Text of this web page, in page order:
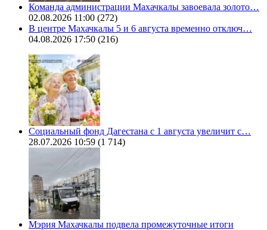
Команда администрации Махачкалы завоевала золото…
02.08.2026 11:00 (272)
В центре Махачкалы 5 и 6 августа временно отключ…
04.08.2026 17:50 (216)
Социальный фонд Дагестана с 1 августа увеличит с…
28.07.2026 10:59 (1 714)
Мэрия Махачкалы подвела промежуточные итоги